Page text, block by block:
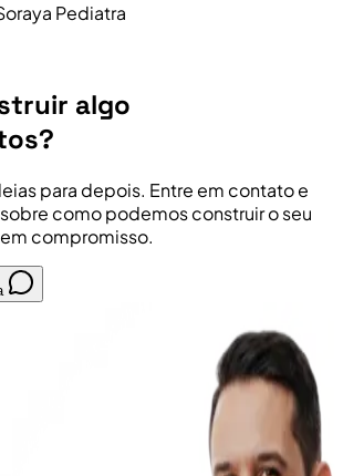
Pediatra
algo
para depois. Entre em contato e
como podemos construir o seu
compromisso.